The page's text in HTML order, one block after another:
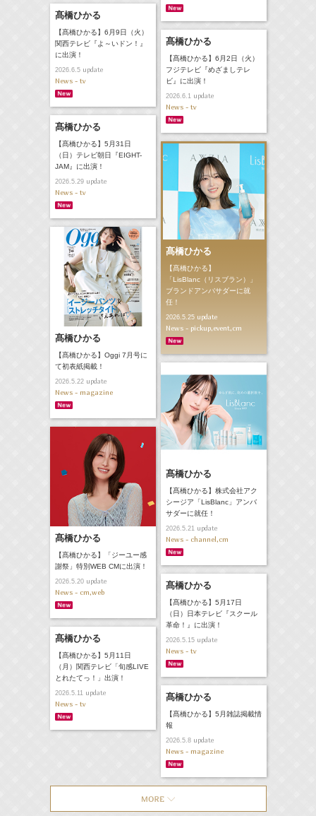
髙橋ひかる
【髙橋ひかる】6月9日（火）
関西テレビ『よ～いドン！』
に出演！
2026.6.5update
News - tv
髙橋ひかる
【髙橋ひかる】6月2日（火）
フジテレビ『めざましテレ
ビ』に出演！
2026.6.1update
News - tv
髙橋ひかる
【髙橋ひかる】5月31日
（日）テレビ朝日『EIGHT-
JAM』に出演！
2026.5.29update
News - tv
髙橋ひかる
【髙橋ひかる】
「LisBlanc（リスブラン）」
ブランドアンバサダーに就
任！
2026.5.25update
News - pickup,event,cm
髙橋ひかる
【髙橋ひかる】Oggi 7月号に
て初表紙掲載！
2026.5.22update
News - magazine
髙橋ひかる
【髙橋ひかる】株式会社アク
シージア「LisBlanc」アンバ
サダーに就任！
2026.5.21update
News - channel,cm
髙橋ひかる
【髙橋ひかる】「ジーユー感
謝祭」特別WEB CMに出演！
2026.5.20update
News - cm,web
髙橋ひかる
【髙橋ひかる】5月17日
（日）日本テレビ『スクール
革命！』に出演！
2026.5.15update
News - tv
髙橋ひかる
【髙橋ひかる】5月11日
（月）関西テレビ「旬感LIVE
とれたてっ！」出演！
2026.5.11update
News - tv
髙橋ひかる
【髙橋ひかる】5月雑誌掲載情
報
2026.5.8update
News - magazine